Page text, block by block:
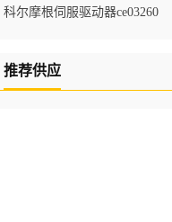
科尔摩根伺服驱动器ce03260
推荐供应